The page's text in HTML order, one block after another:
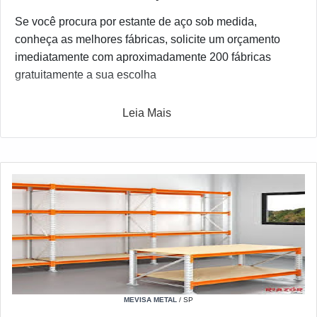
Se você procura por estante de aço sob medida,
conheça as melhores fábricas, solicite um orçamento
imediatamente com aproximadamente 200 fábricas
gratuitamente a sua escolha
Leia Mais
MEVISA METAL / SP